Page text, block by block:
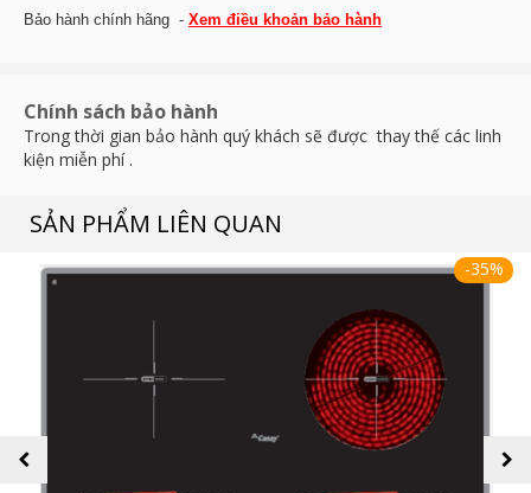
Bảo hành chính hãng - Xem điều khoản bảo hành
Chính sách bảo hành
Trong thời gian bảo hành quý khách sẽ được thay thế các linh
kiện miễn phí .
SẢN PHẨM LIÊN QUAN
-35%
prev next